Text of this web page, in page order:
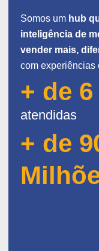
Somos um hub
inteligência de
vender mais,
com experiências
+ de
atendidas
+ de